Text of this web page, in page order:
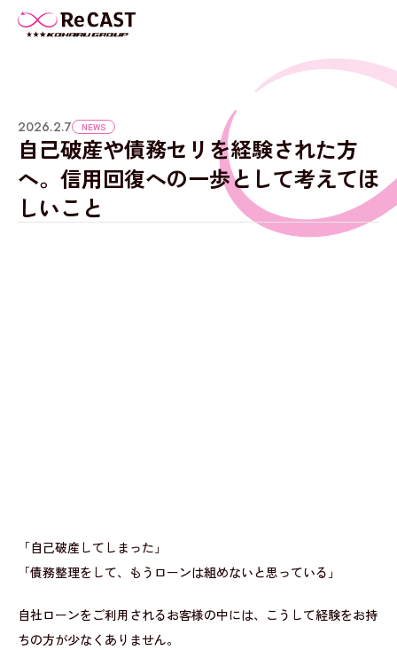
2026.2.7 NEWS
自己破産や債務セリを経験された方
へ。信用回復への一歩として考えてほ
しいこと
「自己破産してしまった」
「債務整理をして、もうローンは組めないと思っている」
自社ローンをご利用されるお客様の中には、こうして経験をお持
ちの方が少なくありません。